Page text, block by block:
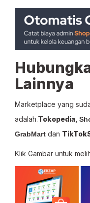
Lainnya
Marketplace yang
adalah.Tokopedia,
GrabMart dan
Klik Gambar untuk